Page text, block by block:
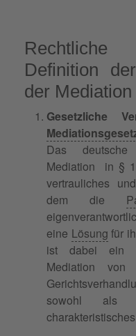
Rechtliche
Definition
der Mediation
Gesetzliche
Das deutsche
Mediation in §
vertrauliches
dem die
eine Lösung für
ist dabei ein
Mediation von
sowohl als